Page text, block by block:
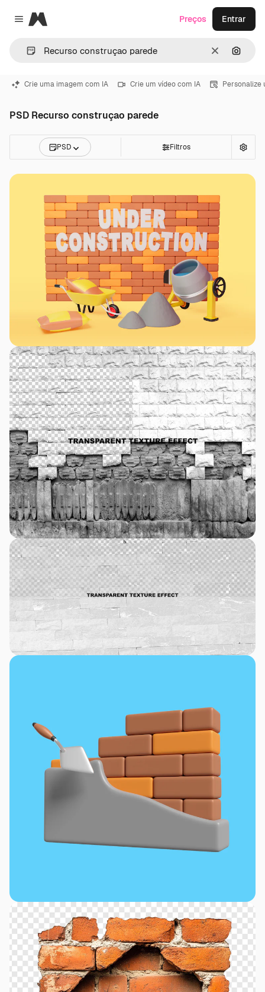
Close menu
Magnific
Limpar
Preços Entrar
Crie uma imagem com IA Crie um vídeo com IA Personalize
PSD Recurso construçao parede
PSD Filtros